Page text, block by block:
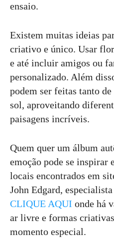
ensaio.
Existem muitas ideias
criativo e único. Usar
e até incluir amigos ou
personalizado. Além
podem ser feitas tanto
sol, aproveitando
paisagens incríveis.
Quem quer um álbum
emoção pode se inspirar
locais encontrados em
John Edgard,
CLIQUE AQUI onde há
ar livre e formas
momento especial.